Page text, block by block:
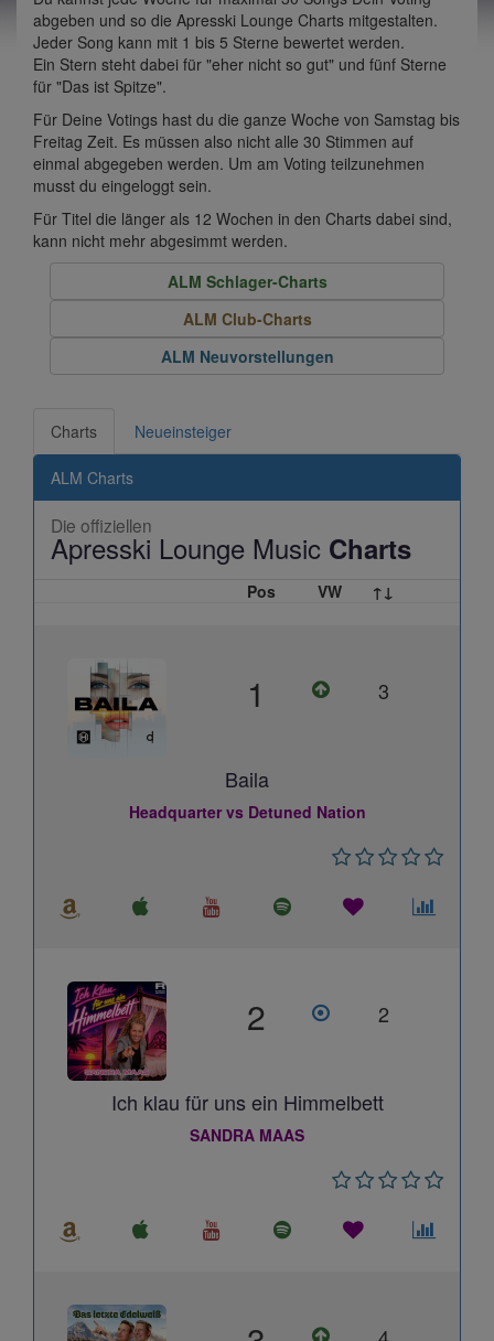
abgeben und so die Apresski Lounge Charts mitgestalten.
Jeder Song kann mit 1 bis 5 Sterne bewertet werden.
Ein Stern steht dabei für "eher nicht so gut" und fünf Sterne
für "Das ist Spitze".
Für Deine Votings hast du die ganze Woche von Samstag bis
Freitag Zeit. Es müssen also nicht alle 30 Stimmen auf
einmal abgegeben werden. Um am Voting teilzunehmen
musst du eingeloggt sein.
Für Titel die länger als 12 Wochen in den Charts dabei sind,
kann nicht mehr abgesimmt werden.
ALM Schlager-Charts
ALM Club-Charts
ALM Neuvorstellungen
Charts Neueinsteiger
ALM Charts
Die offiziellen
Apresski Lounge Music Charts
Pos VW ↑↓
1 3
Baila
Headquarter vs Detuned Nation
2 2
Ich klau für uns ein Himmelbett
SANDRA MAAS